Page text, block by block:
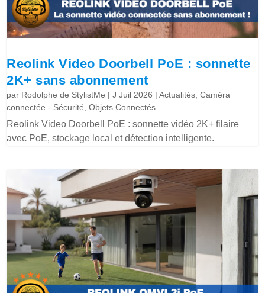
Reolink Video Doorbell PoE : sonnette
2K+ sans abonnement
par Rodolphe de StylistMe |J Juil 2026 |Actualités ,Caméra
connectée - Sécurité ,Objets Connectés
Reolink Video Doorbell PoE : sonnette vidéo 2K+ filaire
avec PoE, stockage local et détection intelligente.